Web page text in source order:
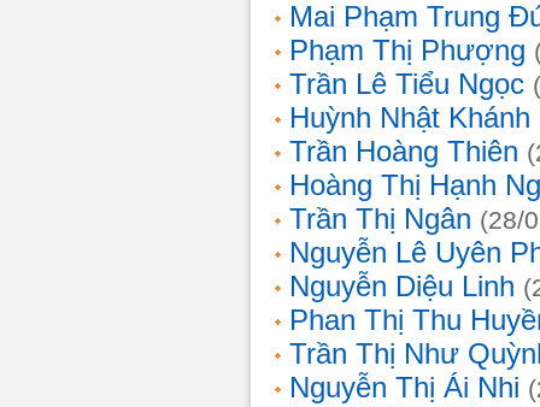
Mai Phạm Trung
Phạm Thị Phượng
Trần Lê Tiểu Ngọc
Huỳnh Nhật Khánh
Trần Hoàng Thiên
Hoàng Thị Hạnh
Trần Thị Ngân (28/
Nguyễn Lê Uyên
Nguyễn Diệu Linh
Phan Thị Thu
Trần Thị Như
Nguyễn Thị Ái Nhi